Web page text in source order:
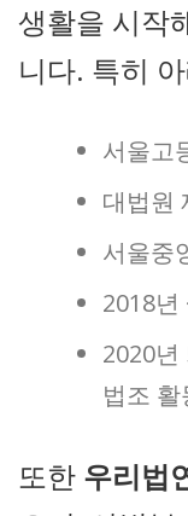
생활을 시작
니다. 특히
서울고
대법원
서울중
2018년
2020년
법조 활
또한 우리법